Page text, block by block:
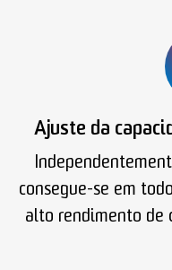
Ajuste da
consegue-se em
alto rendimento de